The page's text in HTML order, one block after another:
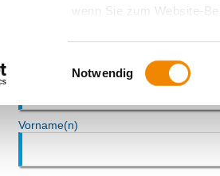
wenn Sie zum Website-
zusätzlichen Risiken für
Weitere Details finden
Sie möchten, dass alle
Kategorien auswählen.
Zwecke entscheiden und
Einwilligungsauswahl
Notwendig